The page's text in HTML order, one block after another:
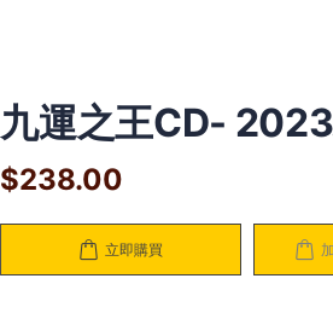
九運之王CD-
$238.00
立即購買